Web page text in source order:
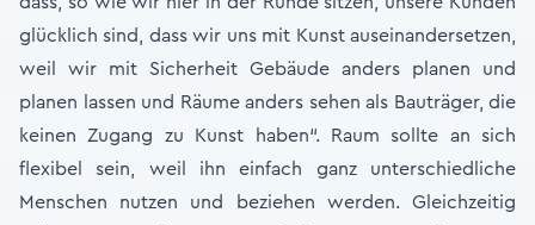
glücklich sind, dass wir uns mit Kunst auseinandersetzen,
weil wir mit Sicherheit Gebäude anders planen und
planen lassen und Räume anders sehen als Bauträger, die
keinen Zugang zu Kunst haben“. Raum sollte an sich
flexibel sein, weil ihn einfach ganz unterschiedliche
Menschen nutzen und beziehen werden. Gleichzeitig